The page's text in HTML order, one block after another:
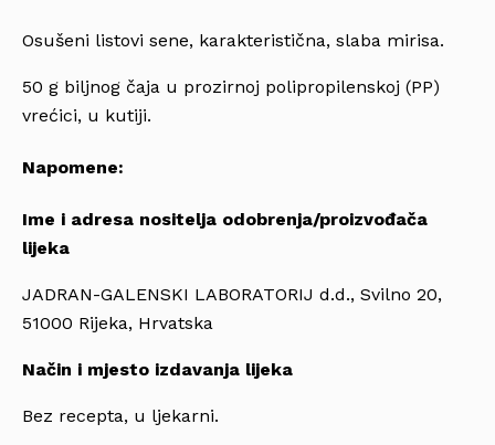
Osušeni listovi sene, karakteristična, slaba mirisa.
50 g biljnog čaja u prozirnoj polipropilenskoj (PP)
vrećici, u kutiji.
Napomene:
Ime i adresa nositelja odobrenja/proizvođača
lijeka
JADRAN-GALENSKI LABORATORIJ d.d., Svilno 20,
51000 Rijeka, Hrvatska
Način i mjesto izdavanja lijeka
Bez recepta, u ljekarni.